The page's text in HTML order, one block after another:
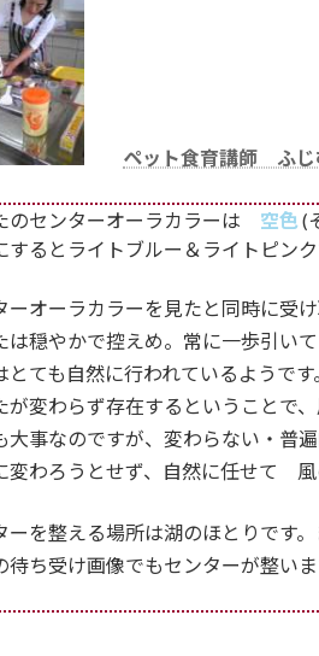
ペット食育講師 ふじ
のセンターオーラカラーは 空色(
するとライトブルー＆ライトピンク
ーオーラカラーを見たと同時に受
は穏やかで控えめ。常に一歩引い
とても自然に行われているようです
が変わらず存在するということで、
大事なのですが、変わらない・普
変わろうとせず、自然に任せて 風
ーを整える場所は湖のほとりです
待ち受け画像でもセンターが整いま